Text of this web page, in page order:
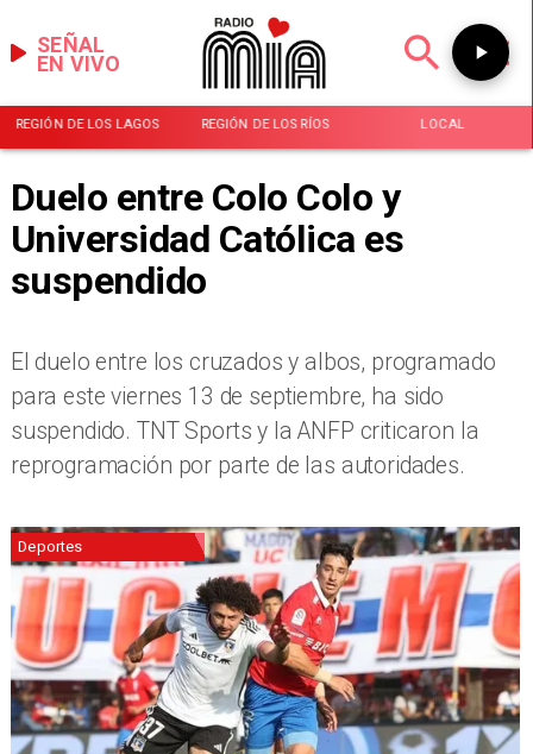
EN VIVO
SEÑAL
REGIÓN DE LOS LAGOS REGIÓN DE LOS RÍOS LOCAL
Duelo entre Colo Colo y
Universidad Católica es
suspendido
​El duelo entre los cruzados y albos, programado
para este viernes 13 de septiembre, ha sido
suspendido. TNT Sports y la ANFP criticaron la
reprogramación por parte de las autoridades.
Deportes